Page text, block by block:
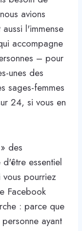
avions
l'immense
accompagne
– pour
unes des
sages-femmes
24, si vous en
des
d'être essentiel
pourriez
Facebook
: parce que
ayant